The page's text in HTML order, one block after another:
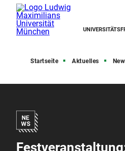
Startseite Aktuelles